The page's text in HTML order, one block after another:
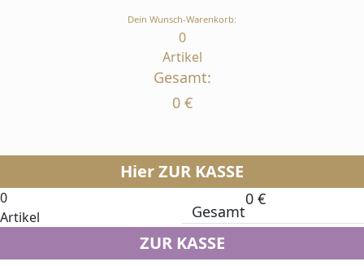
Dein Wunsch-Warenkorb:
0
Artikel
Gesamt:
0 €
Hier ZUR KASSE
0
Artikel
Gesamt
0 €
ZUR KASSE